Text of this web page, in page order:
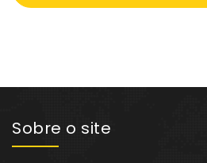
Sobre o site